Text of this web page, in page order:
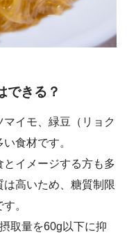
できる？
イモ、緑豆（リョク
食材です。
イメージする方も多
高いため、糖質制限
。
取量を60g以下に抑